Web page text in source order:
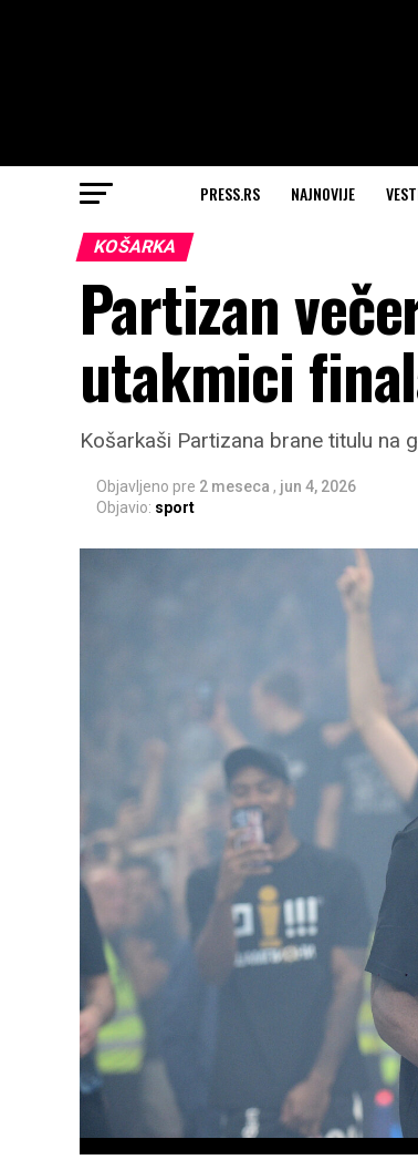
PRESS.RS NAJNOVIJE
KOŠARKA
Partizan
utakmici
Košarkaši Partizana brane titulu na
Objavljeno pre 2 meseca , jun 4, 2026
Objavio: sport